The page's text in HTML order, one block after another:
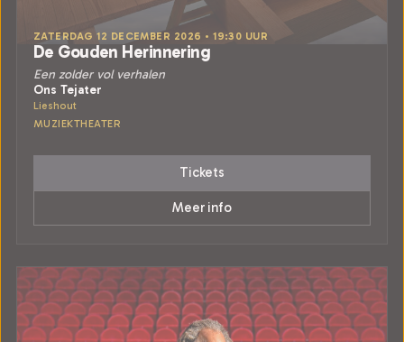
ZATERDAG 12 DECEMBER 2026 • 19:30 UUR
De Gouden Herinnering
Een zolder vol verhalen
Ons Tejater
Lieshout
MUZIEKTHEATER
Tickets
Meer info